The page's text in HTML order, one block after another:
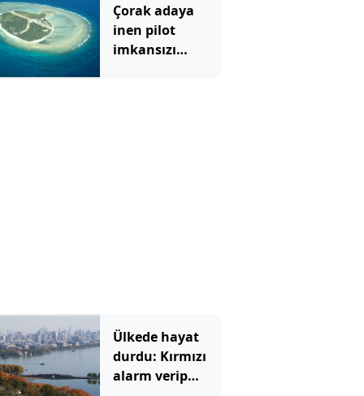
Çorak adaya
inen pilot
imkansızı
Ülkede hayat
durdu: Kırmızı
alarm verip